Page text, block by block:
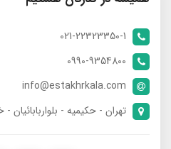
021-22323350-1
0990-9354800
info@estakhrkala.com
تهران - حکیمیه - بلواربابائیان -